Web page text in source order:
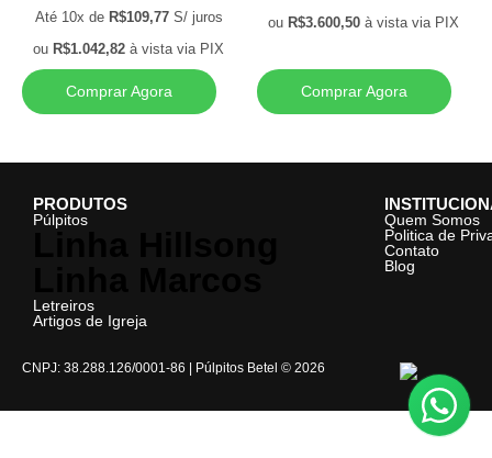
Até 10x de R$109,77 S/ juros
ou R$1.042,82 à vista via PIX
Comprar Agora
ou R$3.600,50 à vista via PIX
Comprar Agora
PRODUTOS
Púlpitos
Letreiros
Artigos de Igreja
Quem Somos
Politica de
Contato
Blog
CNPJ: 38.288.126/0001-86 | Púlpitos Betel © 2026